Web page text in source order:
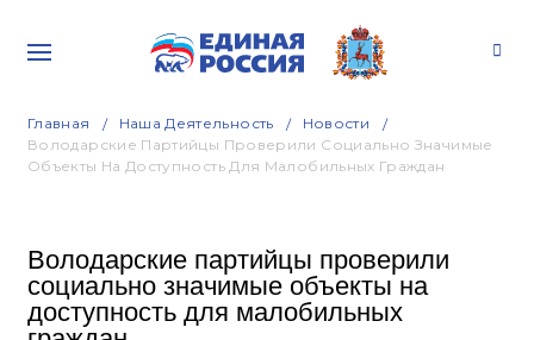
Главная Наша Деятельность
Новости
Володарские Партийцы Проверили Социально Значимые
Объекты На Доступность Для Малобильных Граждан
Володарские партийцы проверили
социально значимые объекты на
доступность для малобильных